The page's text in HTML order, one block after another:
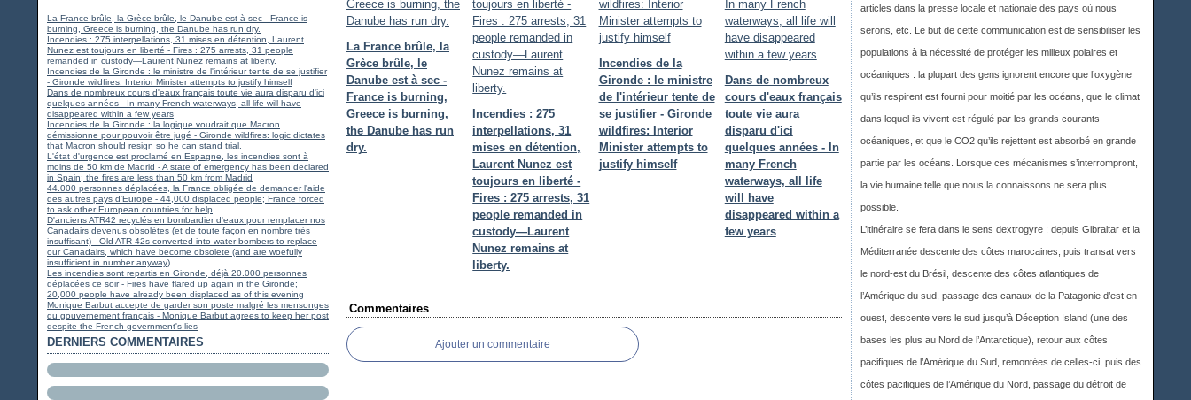
La France brûle, la Grèce brûle, le Danube est à sec - France is
burning, Greece is burning, the Danube has run dry.
Incendies : 275 interpellations, 31 mises en détention, Laurent
Nunez est toujours en liberté - Fires : 275 arrests, 31 people
remanded in custody—Laurent Nunez remains at liberty.
Incendies de la Gironde : le ministre de l'intérieur tente de se justifier
- Gironde wildfires: Interior Minister attempts to justify himself
Dans de nombreux cours d'eaux français toute vie aura disparu d'ici
quelques années - In many French waterways, all life will have
disappeared within a few years
Incendies de la Gironde : la logique voudrait que Macron
démissionne pour pouvoir être jugé - Gironde wildfires: logic dictates
that Macron should resign so he can stand trial.
L'état d'urgence est proclamé en Espagne, les incendies sont à
moins de 50 km de Madrid - A state of emergency has been declared
in Spain; the fires are less than 50 km from Madrid
44.000 personnes déplacées, la France obligée de demander l'aide
des autres pays d'Europe - 44,000 displaced people; France forced
to ask other European countries for help
D'anciens ATR42 recyclés en bombardier d'eaux pour remplacer nos
Canadairs devenus obsolètes (et de toute façon en nombre très
insuffisant) - Old ATR-42s converted into water bombers to replace
our Canadairs, which have become obsolete (and are woefully
insufficient in number anyway)
Les incendies sont repartis en Gironde, déjà 20.000 personnes
déplacées ce soir - Fires have flared up again in the Gironde;
20,000 people have already been displaced as of this evening
Monique Barbut accepte de garder son poste malgré les mensonges
du gouvernement français - Monique Barbut agrees to keep her post
despite the French government's lies
DERNIERS COMMENTAIRES
La France brûle, la
Grèce brûle, le
Danube est à sec -
France is burning,
Greece is burning,
the Danube has run
dry.
Incendies : 275
interpellations, 31
mises en détention,
Laurent Nunez est
toujours en liberté -
Fires : 275 arrests, 31
people remanded in
custody—Laurent
Nunez remains at
liberty.
Incendies de la
Gironde : le ministre
de l'intérieur tente de
se justifier - Gironde
wildfires: Interior
Minister attempts to
justify himself
Dans de nombreux
cours d'eaux français
toute vie aura
disparu d'ici
quelques années - In
many French
waterways, all life
will have
disappeared within a
few years
Commentaires
Ajouter un commentaire
articles dans la presse locale et nationale des pays où nous
serons, etc. Le but de cette communication est de sensibiliser les
populations à la nécessité de protéger les milieux polaires et
océaniques : la plupart des gens ignorent encore que l’oxygène
qu’ils respirent est fourni pour moitié par les océans, que le climat
dans lequel ils vivent est régulé par les grands courants
océaniques, et que le CO2 qu’ils rejettent est absorbé en grande
partie par les océans. Lorsque ces mécanismes s’interrompront,
la vie humaine telle que nous la connaissons ne sera plus
possible.
L’itinéraire se fera dans le sens dextrogyre : depuis Gibraltar et la
Méditerranée descente des côtes marocaines, puis transat vers
le nord-est du Brésil, descente des côtes atlantiques de
l’Amérique du sud, passage des canaux de la Patagonie d’est en
ouest, descente vers le sud jusqu’à Déception Island (une des
bases les plus au Nord de l’Antarctique), retour aux côtes
pacifiques de l’Amérique du Sud, remontées de celles-ci, puis des
côtes pacifiques de l’Amérique du Nord, passage du détroit de